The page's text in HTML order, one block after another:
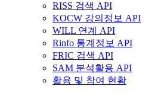
RISS 검색 API
KOCW 강의정보 API
WILL 연계 API
Rinfo 통계정보 API
FRIC 검색 API
SAM 분석활용 API
활용 및 참여 현황